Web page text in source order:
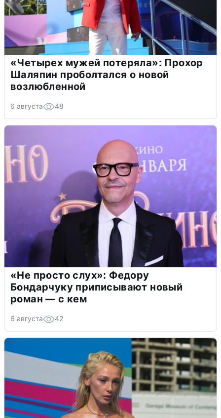
«Четырех мужей потеряла»: Прохор
Шаляпин проболтался о новой
возлюбленной
6 августа 48
«Не просто слух»: Федору
Бондарчуку приписывают новый
роман — с кем
6 августа 42